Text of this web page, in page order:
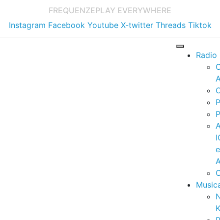
FREQUENZEPLAY EVERYWHERE
Instagram Facebook Youtube X-twitter Threads Tiktok
Radio
e